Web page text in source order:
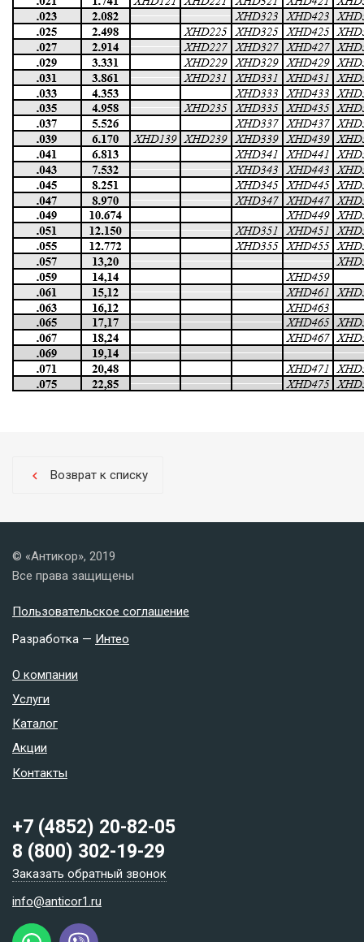
chevron_left Возврат к списку
© «Антикор», 2019
Все права защищены
Пользовательское соглашение
Разработка — Интео
О компании
Услуги
Каталог
Акции
Контакты
+7 (4852) 20-82-05
8 (800) 302-19-29
Заказать обратный звонок
info@anticor1.ru